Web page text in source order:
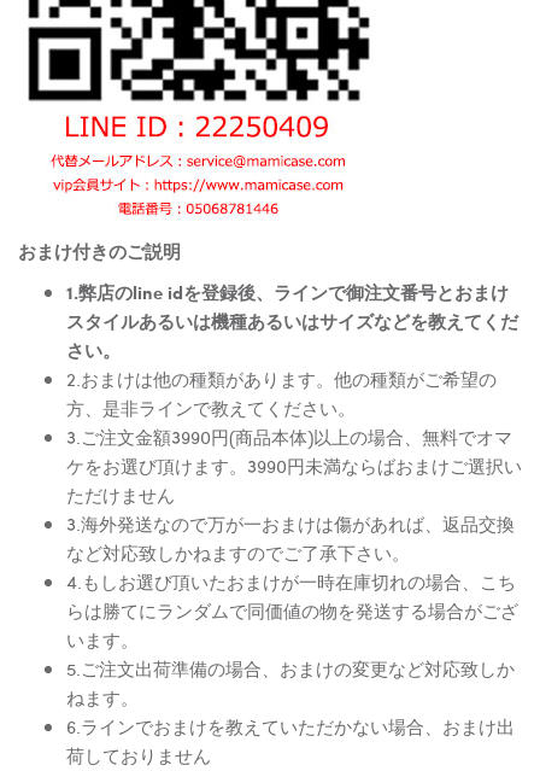
おまけ付きのご説明
1.弊店のline idを登録後、ラインで御注文番号とおまけ
スタイルあるいは機種あるいはサイズなどを教えてくだ
さい。
2.おまけは他の種類があります。他の種類がご希望の
方、是非ラインで教えてください。
3.ご注文金額3990円(商品本体)以上の場合、無料でオマ
ケをお選び頂けます。3990円未満ならばおまけご選択い
ただけません
3.海外発送なので万が一おまけは傷があれば、返品交換
など対応致しかねますのでご了承下さい。
4.もしお選び頂いたおまけが一時在庫切れの場合、こち
らは勝てにランダムで同価値の物を発送する場合がござ
います。
5.ご注文出荷準備の場合、おまけの変更など対応致しか
ねます。
6.ラインでおまけを教えていただかない場合、おまけ出
荷しておりません